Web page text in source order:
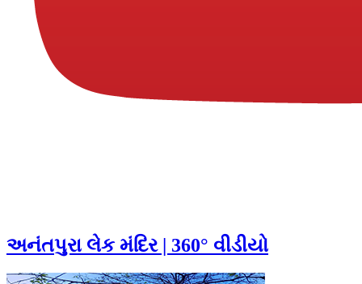
અનંતપુરા લેક મંદિર | 360° વીડીયો